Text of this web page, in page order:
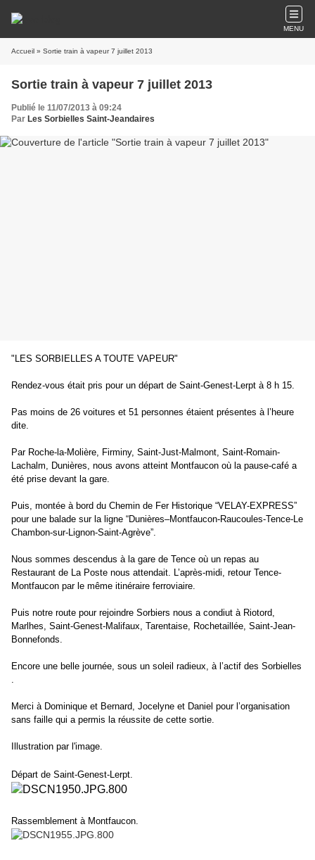
MENU
Accueil » Sortie train à vapeur 7 juillet 2013
Sortie train à vapeur 7 juillet 2013
Publié le 11/07/2013 à 09:24
Par Les Sorbielles Saint-Jeandaires
"LES SORBIELLES A TOUTE VAPEUR"
Rendez-vous était pris pour un départ de Saint-Genest-Lerpt à 8 h 15.
Pas moins de 26 voitures et 51 personnes étaient présentes à l’heure
dite.
Par Roche-la-Molière, Firminy, Saint-Just-Malmont, Saint-Romain-
Lachalm, Dunières, nous avons atteint Montfaucon où la pause-café a
été prise devant la gare.
Puis, montée à bord du Chemin de Fer Historique “VELAY-EXPRESS”
pour une balade sur la ligne “Dunières–Montfaucon-Raucoules-Tence-Le
Chambon-sur-Lignon-Saint-Agrève”.
Nous sommes descendus à la gare de Tence où un repas au
Restaurant de La Poste nous attendait. L’après-midi, retour Tence-
Montfaucon par le même itinéraire ferroviaire.
Puis notre route pour rejoindre Sorbiers nous a condiut à Riotord,
Marlhes, Saint-Genest-Malifaux, Tarentaise, Rochetaillée, Saint-Jean-
Bonnefonds.
Encore une belle journée, sous un soleil radieux, à l’actif des Sorbielles
.
Merci à Dominique et Bernard, Jocelyne et Daniel pour l’organisation
sans faille qui a permis la réussite de cette sortie.
Illustration par l'image.
Départ de Saint-Genest-Lerpt.
Rassemblement à Montfaucon.